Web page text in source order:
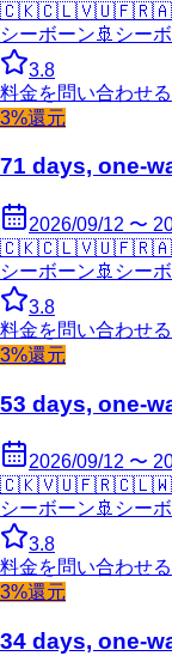
🇨🇰🇨🇱🇻🇺🇫🇷
シーボーン 🚢 シー
3.8
料金を問い合わせる
3%還元
71 days, one-
2026/09/12 〜
🇨🇰🇨🇱🇻🇺🇫🇷
シーボーン 🚢 シー
3.8
料金を問い合わせる
3%還元
53 days, one-
2026/09/12 〜
🇨🇰🇻🇺🇫🇷🇨🇱
シーボーン 🚢 シー
3.8
料金を問い合わせる
3%還元
34 days, one-